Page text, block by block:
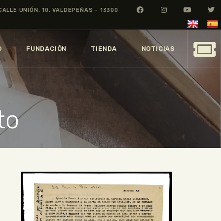
UNIÓN, 10. VALDEPEÑAS - 13300
FUNDACIÓN TIENDA NOTICIAS